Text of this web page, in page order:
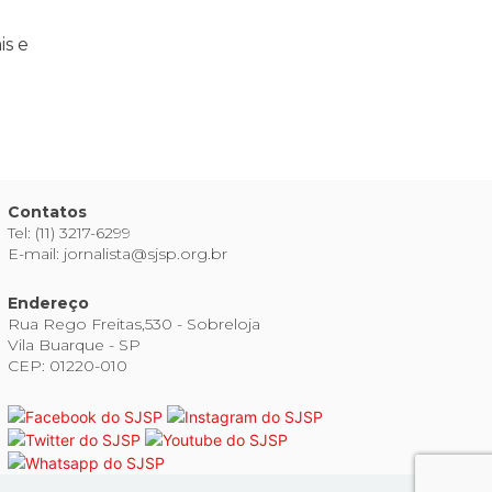
e
Contatos
Tel: (11) 3217-6299
E-mail: jornalista@sjsp.org.br
Endereço
Rua Rego Freitas,530 - Sobreloja
Vila Buarque - SP
CEP: 01220-010